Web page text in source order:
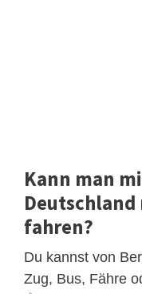
Kann man
fahren?
Du kannst von
Zug, Bus, Fähre